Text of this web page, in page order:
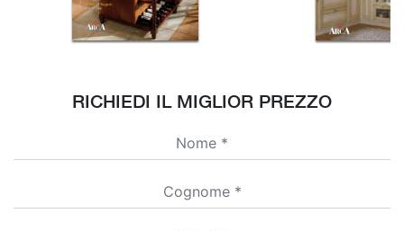
RICHIEDI IL MIGLIOR PREZZO